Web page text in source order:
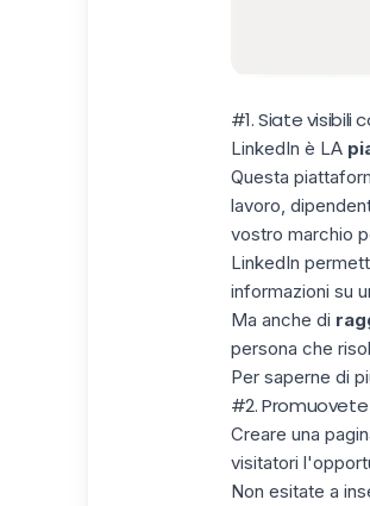
#1. Siate visibili
LinkedIn è LA
Questa
lavoro,
vostro marchio
LinkedIn
informazioni su
Ma anche di
persona che
Per saperne di
#2.
Creare una
visitatori
Non esitate a